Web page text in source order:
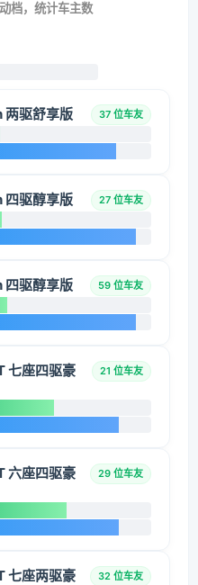
档，统计车主数
驱舒享版 37 位车友
驱醇享版 27 位车友
驱醇享版 59 位车友
七座四驱豪
21 位车友
六座四驱豪
29 位车友
七座两驱豪
32 位车友